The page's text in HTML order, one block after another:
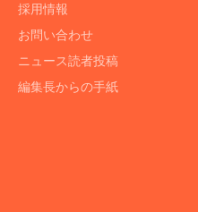
採用情報
お問い合わせ
ニュース読者投稿
編集長からの手紙